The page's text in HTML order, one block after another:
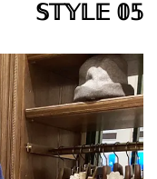
𝕊𝕋𝕐𝕃𝔼 𝟘𝟝